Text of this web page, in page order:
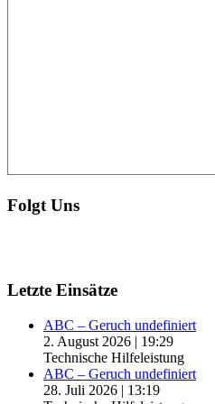
Folgt Uns
Letzte Einsätze
ABC – Geruch undefiniert
2. August 2026 | 19:29
Technische Hilfeleistung
ABC – Geruch undefiniert
28. Juli 2026 | 13:19